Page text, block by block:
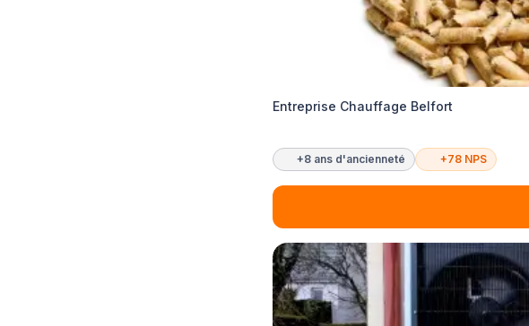
Entreprise Chauffage Belfort
+8 ans d'ancienneté +78 NPS